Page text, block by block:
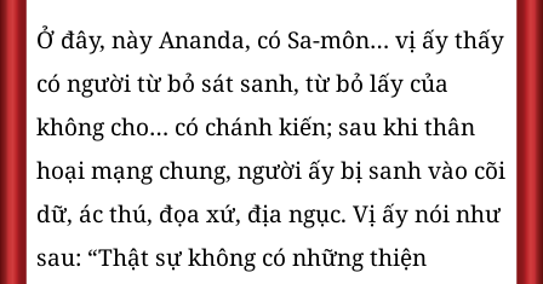
Ở đây, này Ananda, có Sa-môn… vị ấy thấy
có người từ bỏ sát sanh, từ bỏ lấy của
không cho… có chánh kiến; sau khi thân
hoại mạng chung, người ấy bị sanh vào cõi
dữ, ác thú, đọa xứ, địa ngục. Vị ấy nói như
sau: “Thật sự không có những thiện